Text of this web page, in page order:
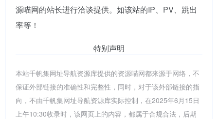
源喵网的站长进行洽谈提供。如该站的IP、PV、跳出
率等！
特别声明
本站千帆集网址导航资源库提供的资源喵网都来源于网络，不
保证外部链接的准确性和完整性，同时，对于该外部链接的指
向，不由千帆集网址导航资源库实际控制，在2025年6月15日
上午10:30收录时，该网页上的内容，都属于合规合法，后期